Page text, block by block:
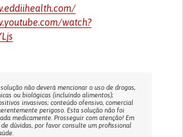
watch?
solução não deverá mencionar o uso de drogas,
ou biológicas (incluíndo alimentos);
invasivos; conteúdo ofensivo, comercial
perigoso. Esta solução não foi
medicamente. Prosseguir com atenção! Em
de dúvidas, por favor consulte um profissional